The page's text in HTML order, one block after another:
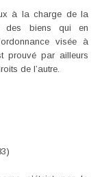
à la charge de la
des biens qui en
visée à
prouvé par ailleurs
de l’autre.